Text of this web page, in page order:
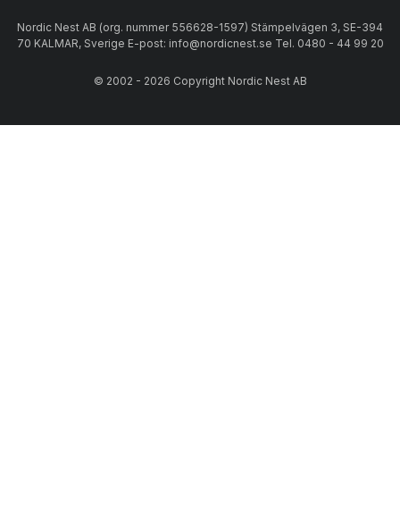
Nordic Nest AB (org. nummer 556628-1597) Stämpelvägen 3, SE-394
70 KALMAR, Sverige E-post: info@nordicnest.se Tel. 0480 - 44 99 20
© 2002 - 2026 Copyright Nordic Nest AB